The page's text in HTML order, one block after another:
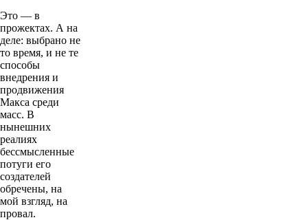
Это — в
прожектах. А на
деле: выбрано не
то время, и не те
способы
внедрения и
продвижения
Макса среди
масс. В
нынешних
реалиях
бессмысленные
потуги его
создателей
обречены, на
мой взгляд, на
провал.